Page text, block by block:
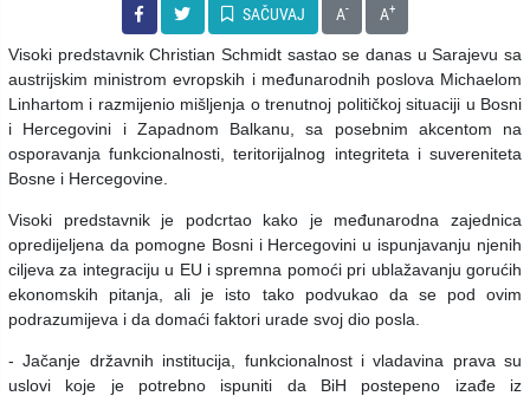
SAČUVAJ A- A+
Visoki predstavnik Christian Schmidt sastao se danas u Sarajevu sa
austrijskim ministrom evropskih i međunarodnih poslova Michaelom
Linhartom i razmijenio mišljenja o trenutnoj političkoj situaciji u Bosni
i Hercegovini i Zapadnom Balkanu, sa posebnim akcentom na
osporavanja funkcionalnosti, teritorijalnog integriteta i suvereniteta
Bosne i Hercegovine.
Visoki predstavnik je podcrtao kako je međunarodna zajednica
opredijeljena da pomogne Bosni i Hercegovini u ispunjavanju njenih
ciljeva za integraciju u EU i spremna pomoći pri ublažavanju gorućih
ekonomskih pitanja, ali je isto tako podvukao da se pod ovim
podrazumijeva i da domaći faktori urade svoj dio posla.
- Jačanje državnih institucija, funkcionalnost i vladavina prava su
uslovi koje je potrebno ispuniti da BiH postepeno izađe iz